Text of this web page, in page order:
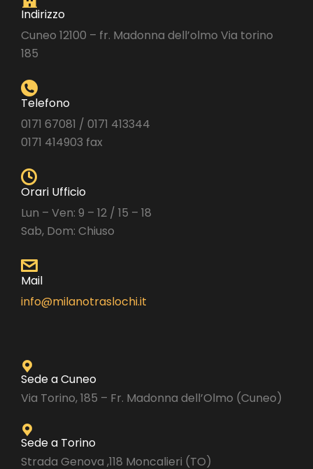
Indirizzo
Cuneo 12100 – fr. Madonna dell’olmo Via torino
185
Telefono
0171 67081 / 0171 413344
0171 414903 fax
Orari Ufficio
Lun – Ven: 9 – 12 / 15 – 18
Sab, Dom: Chiuso
Mail
info@milanotraslochi.it
Sede a Cuneo
Via Torino, 185 – Fr. Madonna dell’Olmo (Cuneo)
Sede a Torino
Strada Genova ,118 Moncalieri (TO)